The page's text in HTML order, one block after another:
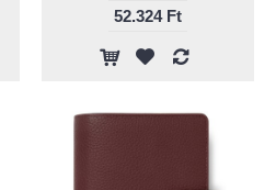
52.324 Ft